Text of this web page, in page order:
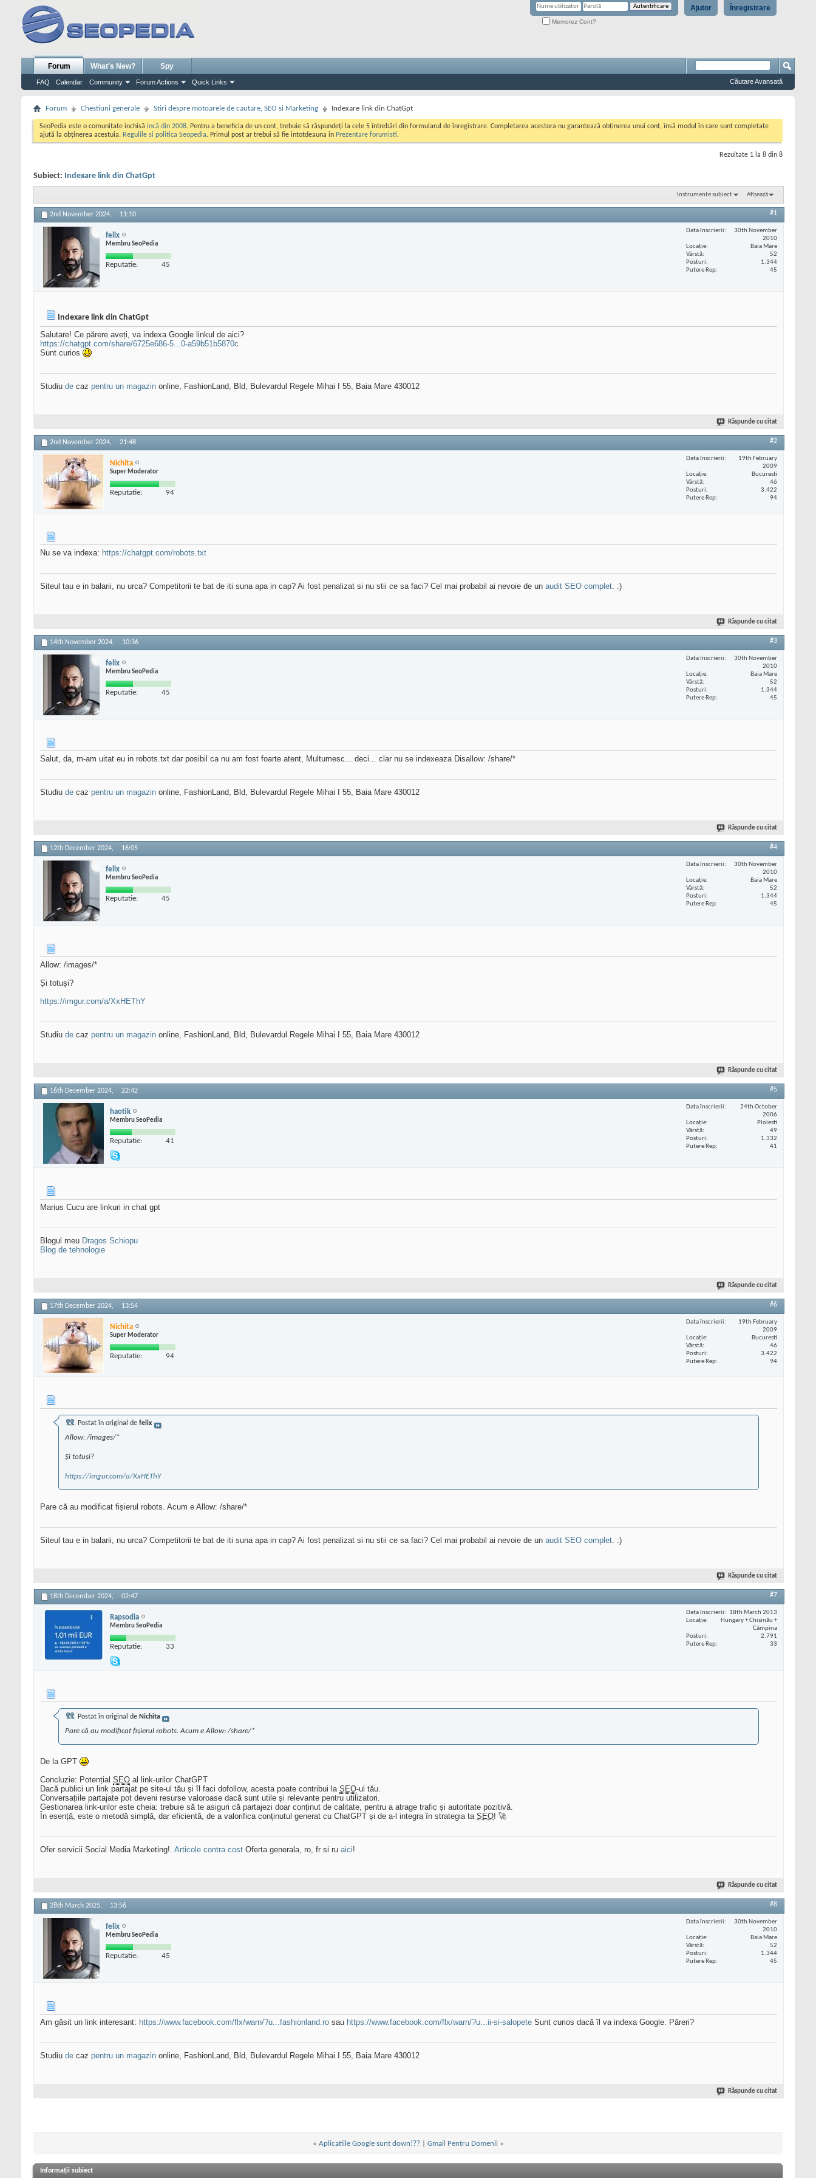
Înregistrare
Ajutor
Memorez Cont?
Forum
FAQ Calendar Community Forum Actions Quick Links
What's New? Spy
Căutare Avansată
Forum Chestiuni generale Stiri despre motoarele de cautare, SEO si Marketing Indexare link din ChatGpt
SeoPedia este o comunitate inchisă incă din 2008. Pentru a beneficia de un cont, trebuie să răspundeți la cele 5 întrebări din formularul de înregistrare. Completarea acestora nu garantează obținerea unui cont, însă modul în care sunt completate
ajută la obținerea acestuia. Regulile si politica Seopedia. Primul post ar trebui să fie intotdeauna in Prezentare forumisti.
Rezultate 1 la 8 din 8
Subiect: Indexare link din ChatGpt
Instrumente subiect Afișează
2nd November 2024, 11:10 #1
felix
Membru SeoPedia
Reputatie: 45
Data înscrierii
30th November
2010
Locaţie
Baia Mare
Vârstă
52
Posturi
1.344
Putere Rep
45
Indexare link din ChatGpt
Salutare! Ce părere aveți, va indexa Google linkul de aici?
https://chatgpt.com/share/6725e686-5...0-a59b51b5870c
Sunt curios
Studiu de caz pentru un magazin online, FashionLand, Bld, Bulevardul Regele Mihai I 55, Baia Mare 430012
Răspunde cu citat
2nd November 2024, 21:48 #2
Nichita
Super Moderator
Reputatie: 94
Data înscrierii
19th February
2009
Locaţie
Bucuresti
Vârstă
46
Posturi
3.422
Putere Rep
94
Nu se va indexa: https://chatgpt.com/robots.txt
Siteul tau e in balarii, nu urca? Competitorii te bat de iti suna apa in cap? Ai fost penalizat si nu stii ce sa faci? Cel mai probabil ai nevoie de un audit SEO complet. :)
Răspunde cu citat
14th November 2024, 10:36 #3
felix
Membru SeoPedia
Reputatie: 45
Data înscrierii
30th November
2010
Locaţie
Baia Mare
Vârstă
52
Posturi
1.344
Putere Rep
45
Salut, da, m-am uitat eu in robots.txt dar posibil ca nu am fost foarte atent, Multumesc... deci... clar nu se indexeaza Disallow: /share/*
Studiu de caz pentru un magazin online, FashionLand, Bld, Bulevardul Regele Mihai I 55, Baia Mare 430012
Răspunde cu citat
12th December 2024, 16:05 #4
felix
Membru SeoPedia
Reputatie: 45
Data înscrierii
30th November
2010
Locaţie
Baia Mare
Vârstă
52
Posturi
1.344
Putere Rep
45
Allow: /images/*
Și totuși?
https://imgur.com/a/XxHEThY
Studiu de caz pentru un magazin online, FashionLand, Bld, Bulevardul Regele Mihai I 55, Baia Mare 430012
Răspunde cu citat
16th December 2024, 22:42 #5
haotik
Membru SeoPedia
Reputatie: 41
Data înscrierii
24th October
2006
Locaţie
Ploiesti
Vârstă
49
Posturi
1.332
Putere Rep
41
Marius Cucu are linkuri in chat gpt
Blogul meu Dragos Schiopu
Blog de tehnologie
Răspunde cu citat
17th December 2024, 13:54 #6
Nichita
Super Moderator
Reputatie: 94
Data înscrierii
19th February
2009
Locaţie
Bucuresti
Vârstă
46
Posturi
3.422
Putere Rep
94
Postat în original de felix
Allow: /images/*
Și totuși?
https://imgur.com/a/XxHEThY
Pare că au modificat fișierul robots. Acum e Allow: /share/*
Siteul tau e in balarii, nu urca? Competitorii te bat de iti suna apa in cap? Ai fost penalizat si nu stii ce sa faci? Cel mai probabil ai nevoie de un audit SEO complet. :)
Răspunde cu citat
18th December 2024, 02:47 #7
Rapsodia
Membru SeoPedia
Reputatie: 33
Data înscrierii
18th March 2013
Locaţie
Hungary + Chișinău +
Câmpina
Posturi
2.791
Putere Rep
33
Postat în original de Nichita
Pare că au modificat fișierul robots. Acum e Allow: /share/*
De la GPT
Concluzie: Potențial SEO al link-urilor ChatGPT
Dacă publici un link partajat pe site-ul tău și îl faci dofollow, acesta poate contribui la SEO-ul tău.
Conversațiile partajate pot deveni resurse valoroase dacă sunt utile și relevante pentru utilizatori.
Gestionarea link-urilor este cheia: trebuie să te asiguri că partajezi doar conținut de calitate, pentru a atrage trafic și autoritate pozitivă.
În esență, este o metodă simplă, dar eficientă, de a valorifica conținutul generat cu ChatGPT și de a-l integra în strategia ta SEO! 🚀
Ofer servicii Social Media Marketing!. Articole contra cost Oferta generala, ro, fr si ru aici!
Răspunde cu citat
28th March 2025, 13:56 #8
felix
Membru SeoPedia
Reputatie: 45
Data înscrierii
30th November
2010
Locaţie
Baia Mare
Vârstă
52
Posturi
1.344
Putere Rep
45
Am găsit un link interesant: https://www.facebook.com/flx/warn/?u...fashionland.ro sau https://www.facebook.com/flx/warn/?u...ii-si-salopete Sunt curios dacă îl va indexa Google. Păreri?
Studiu de caz pentru un magazin online, FashionLand, Bld, Bulevardul Regele Mihai I 55, Baia Mare 430012
Răspunde cu citat
« Aplicatiile Google sunt down!??| Gmail Pentru Domenii »
Informații subiect